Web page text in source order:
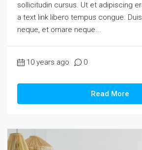
sollicitudin cursus. Ut et adipiscing
a text link libero tempus congue.
neque, et ornare neque...
10 years ago 0
Read More